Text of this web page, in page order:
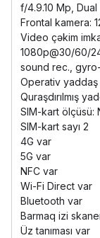
f/4.9.10 Mp, Dual
Frontal kamera:
Video çəkim
1080p@30/60/
sound rec.,
Operativ yaddaş
Quraşdırılmış
SIM-kart ölçüsü:
SIM-kart sayı 2
4G var
5G var
NFC var
Wi-Fi Direct var
Bluetooth var
Barmaq izi
Üz tanıması var